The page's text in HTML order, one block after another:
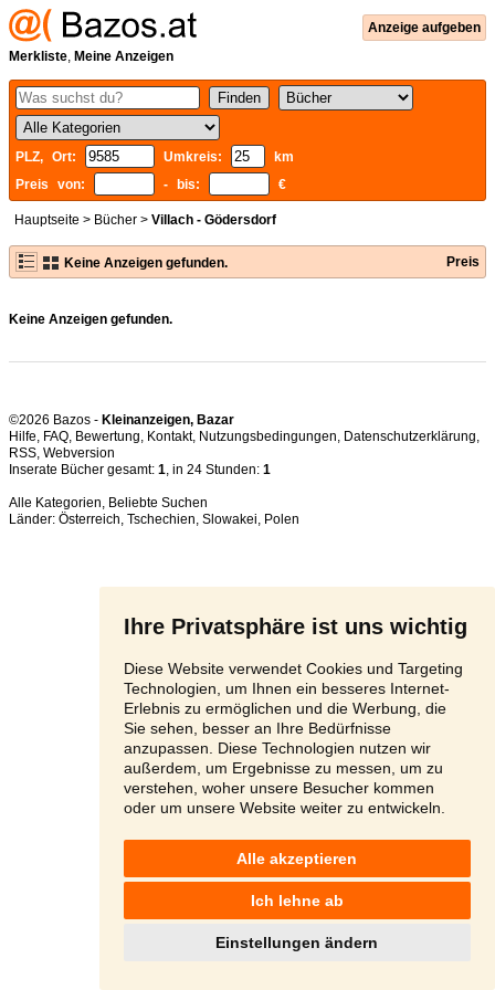
Ihre Privatsphäre ist uns wichtig
Diese Website verwendet Cookies und Targeting
Technologien, um Ihnen ein besseres Internet-
Erlebnis zu ermöglichen und die Werbung, die
Sie sehen, besser an Ihre Bedürfnisse
anzupassen. Diese Technologien nutzen wir
außerdem, um Ergebnisse zu messen, um zu
verstehen, woher unsere Besucher kommen
oder um unsere Website weiter zu entwickeln.
Alle akzeptieren
Ich lehne ab
Einstellungen ändern
Anzeige aufgeben
Merkliste, Meine Anzeigen
PLZ, Ort: Umkreis:
km
Preis von:
- bis: €
Hauptseite > Bücher > Villach - Gödersdorf
Keine Anzeigen gefunden. Preis
Keine Anzeigen gefunden.
©2026 Bazos - Kleinanzeigen, Bazar
Hilfe, FAQ, Bewertung, Kontakt, Nutzungsbedingungen, Datenschutzerklärung,
RSS,
Inserate Bücher gesamt: 1, in 24 Stunden: 1
Alle Kategorien, Beliebte Suchen
Länder: Österreich, Tschechien, Slowakei, Polen